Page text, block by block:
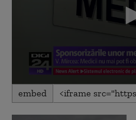
0
seconds
2
embed